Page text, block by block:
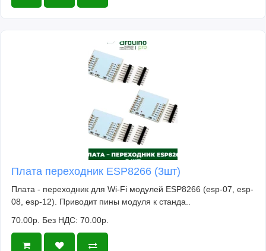
Плата переходник ESP8266 (3шт)
Плата - переходник для Wi-Fi модулей ESP8266 (esp-07, esp-
08, esp-12). Приводит пины модуля к станда..
70.00р. Без НДС: 70.00р.